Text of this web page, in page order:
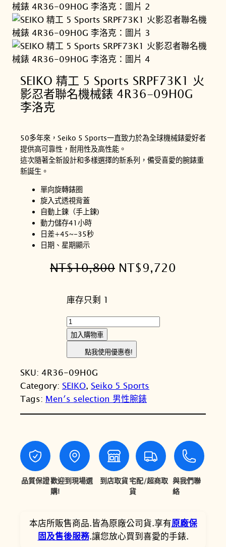
SEIKO 精工 5 Sports SRPF73K1 火
影忍者聯名機械錶 4R36-09H0G
李洛克
50多年來，Seiko 5 Sports一直致力於為全球機械錶愛好者
提供高可靠性，耐用性及高性能。
這次隨著全新設計和多樣選擇的新系列，備受喜愛的腕錶重
新誕生。
單向旋轉錶圈
旋入式透視背蓋
自動上鍊（手上鍊)
動力儲存41小時
日差+45~-35秒
日期、星期顯示
NT$10,800 原
格
：
N
$
,
8
0
NT$9,720
7
2
0
。
庫存只剩 1
S
K
O
精
工
5
p
o
t
R
P
F
加入購物車
點我使用優惠卷!
SKU: 4R36-09H0G
Category: SEIKO, Seiko 5 Sports
Tags: Men′s selection 男性腕錶
品質保證歡迎到現場選
購!
到店取貨宅配/超商取
貨
與我們聯
絡
本店所販售商品.皆為原廠公司貨.享有原廠保
固及售後服務.讓您放心買到喜愛的手錶.